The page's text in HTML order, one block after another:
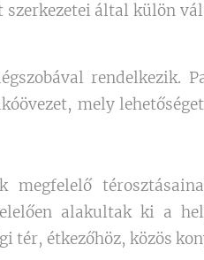
által külön
rendelkezik.
mely
megfelelő
alakultak ki a
tér, étkezőhöz, közös